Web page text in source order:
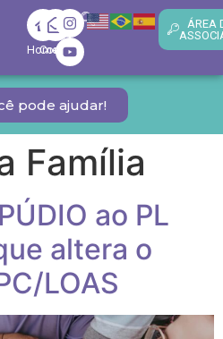
Home
Contato
ÁREA
pode ajudar!
Família
ao PL
altera o
LOAS